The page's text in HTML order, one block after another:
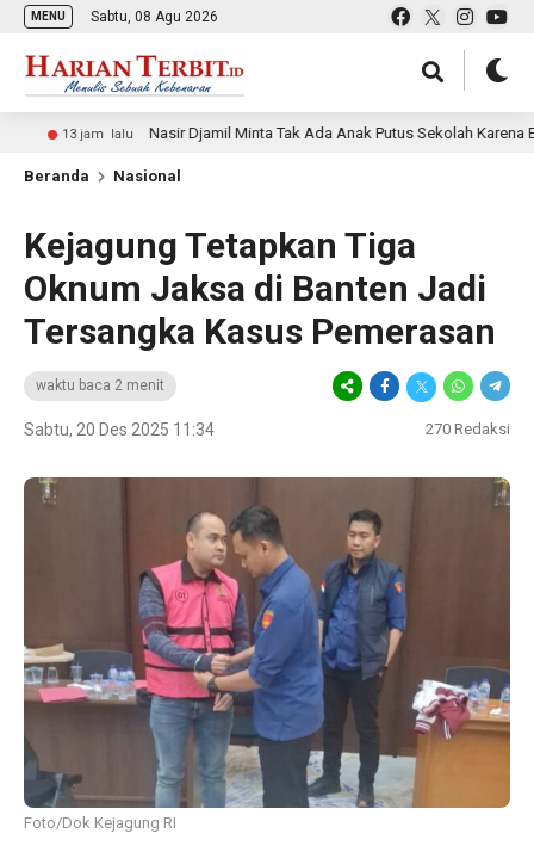
MENU Sabtu, 08 Agu 2026
jam lalu Nasir Djamil Minta Tak Ada Anak Putus Sekolah Karena Ekonomi
Beranda Nasional
Kejagung Tetapkan Tiga
Oknum Jaksa di Banten Jadi
Tersangka Kasus Pemerasan
waktu baca 2 menit
Sabtu, 20 Des 2025 11:34 270 Redaksi
Foto/Dok Kejagung RI